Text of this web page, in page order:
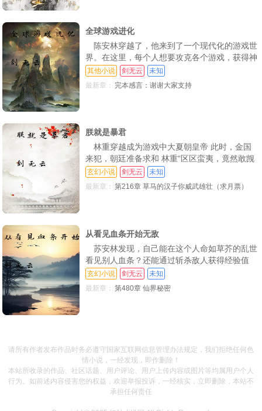
全球游戏进化
陈安林穿越了，他来到了一个现代化的游戏世
界。在这里，每个人想要攻克各个游戏，获得神
奇奖励 而过来后的陈安林却发现一个秘密，这
个秘密能够让他在游戏中如鱼得水。
其他小说 剑无云
未知
最新章： 完本感言：谢谢大家支持
朕就是暴君
林重穿越成为游戏中大夏朝皇帝 此时，金国
来犯，朝廷准备求和 林重“区区蛮夷，竟然敢觊
觎我中原大地，来人，拟诏，马上向金国宣战
命令刚刚发布【你成功阻止了丧权辱国般的条
临 众玩
玄幻小说 剑无云
未知
最新章： 第216章 草马的汉子你威武雄壮（求月票）
从看见血条开始无敌
苏安林发现，自己能在这个人命如草芥的乱世
看见别人血条？还能通过斩杀敌人获得经验值
从此走上一条极道肉身的修罗之路。若干年后，
看着自己比Boss还厚的血条，武帝苏安林露出一
玄幻小说 剑无云
未知
最新章： 第480章 仙界秘密
请所有作者发布作品时务必遵守国家互联网信息管理办法规定，我们拒绝任何色
情小说，一经发现，即作删除！
本站所收录的作品、社区话题、用户评论、用户上传内容或图片等均属用户个人
行为。如前述内容侵害您的权益，欢迎举报投诉，一经核实，立即删除，本站不
承担任何责任